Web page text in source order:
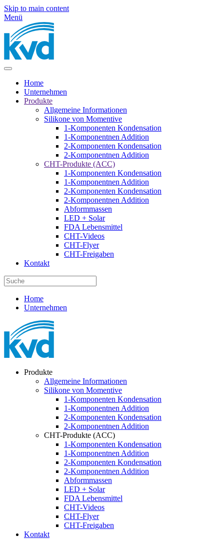
Skip to main content
Menü
Home
Unternehmen
Produkte
Allgemeine Informationen
Silikone von Momentive
1-Komponenten Kondensation
1-Komponentnen Addition
2-Komponenten Kondensation
2-Komponentnen Addition
CHT-Produkte (ACC)
1-Komponenten Kondensation
1-Komponentnen Addition
2-Komponenten Kondensation
2-Komponentnen Addition
Abformmassen
LED + Solar
FDA Lebensmittel
CHT-Videos
CHT-Flyer
CHT-Freigaben
Kontakt
Home
Unternehmen
Produkte
Allgemeine Informationen
Silikone von Momentive
1-Komponenten Kondensation
1-Komponentnen Addition
2-Komponenten Kondensation
2-Komponentnen Addition
CHT-Produkte (ACC)
1-Komponenten Kondensation
1-Komponentnen Addition
2-Komponenten Kondensation
2-Komponentnen Addition
Abformmassen
LED + Solar
FDA Lebensmittel
CHT-Videos
CHT-Flyer
CHT-Freigaben
Kontakt